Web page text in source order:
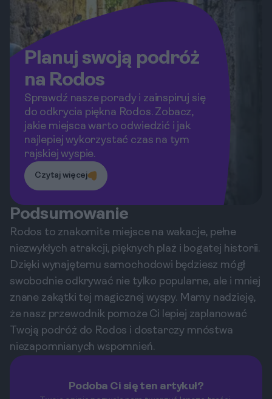
Planuj swoją podróż
na Rodos
Sprawdź nasze porady i zainspiruj się
do odkrycia piękna Rodos. Zobacz,
jakie miejsca warto odwiedzić i jak
najlepiej wykorzystać czas na tym
rajskiej wyspie.
Czytaj więcej
Podsumowanie
Rodos to znakomite miejsce na wakacje, pełne
niezwykłych atrakcji, pięknych plaż i bogatej historii.
Dzięki wynajętemu samochodowi będziesz mógł
swobodnie odkrywać nie tylko popularne, ale i mniej
znane zakątki tej magicznej wyspy. Mamy nadzieję,
że nasz przewodnik pomoże Ci lepiej zaplanować
Twoją podróż do Rodos i dostarczy mnóstwa
niezapomnianych wspomnień.
Podoba Ci się ten artykuł?